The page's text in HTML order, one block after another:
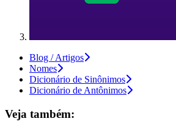
Blog / Artigos
Nomes
Dicionário de Sinônimos
Dicionário de Antônimos
Veja também: